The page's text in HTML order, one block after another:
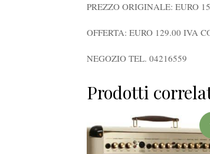
PREZZO ORIGINALE: EURO
OFFERTA: EURO 129.00 IVA
NEGOZIO TEL. 04216559
Prodotti